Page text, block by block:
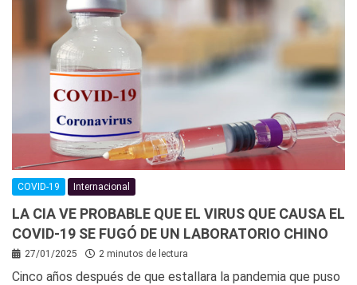
COVID-19 Internacional
LA CIA VE PROBABLE QUE EL VIRUS QUE CAUSA EL
COVID-19 SE FUGÓ DE UN LABORATORIO CHINO
27/01/2025 2 minutos de lectura
Cinco años después de que estallara la pandemia que puso